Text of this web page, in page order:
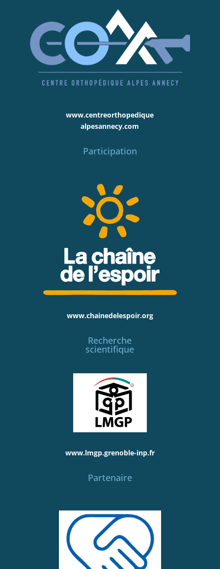
www.centreorthopedique
alpesannecy.com
Participation
www.chainedelespoir.org
Recherche
scientifique
www.lmgp.grenoble-inp.fr
Partenaire